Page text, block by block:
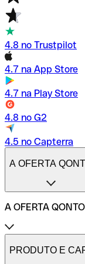
4.8 no Trustpilot
4.7 na App Store
4.7 na Play Store
4.8 no G2
4.5 no Capterra
A OFERTA
A OFERTA QONTO
Tarifas
Conta
PRODUTO E